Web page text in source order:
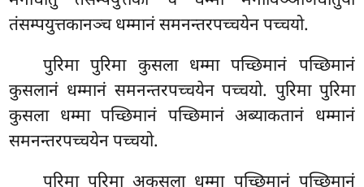
तंसम्पयुत्तकानञ्च धम्मानं समनन्तरपच्चयेन पच्चयो.
पुरिमा पुरिमा कुसला धम्मा पच्छिमानं पच्छिमानं
कुसलानं धम्मानं समनन्तरपच्चयेन पच्चयो. पुरिमा पुरिमा
कुसला धम्मा पच्छिमानं पच्छिमानं अब्याकतानं धम्मानं
समनन्तरपच्चयेन पच्चयो.